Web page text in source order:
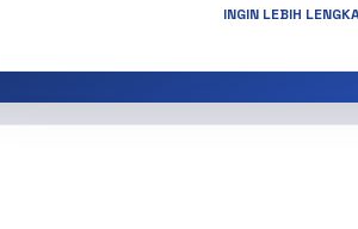
INGIN LEBIH